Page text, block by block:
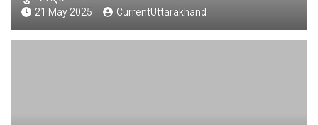
21 May 2025 CurrentUttarakhand